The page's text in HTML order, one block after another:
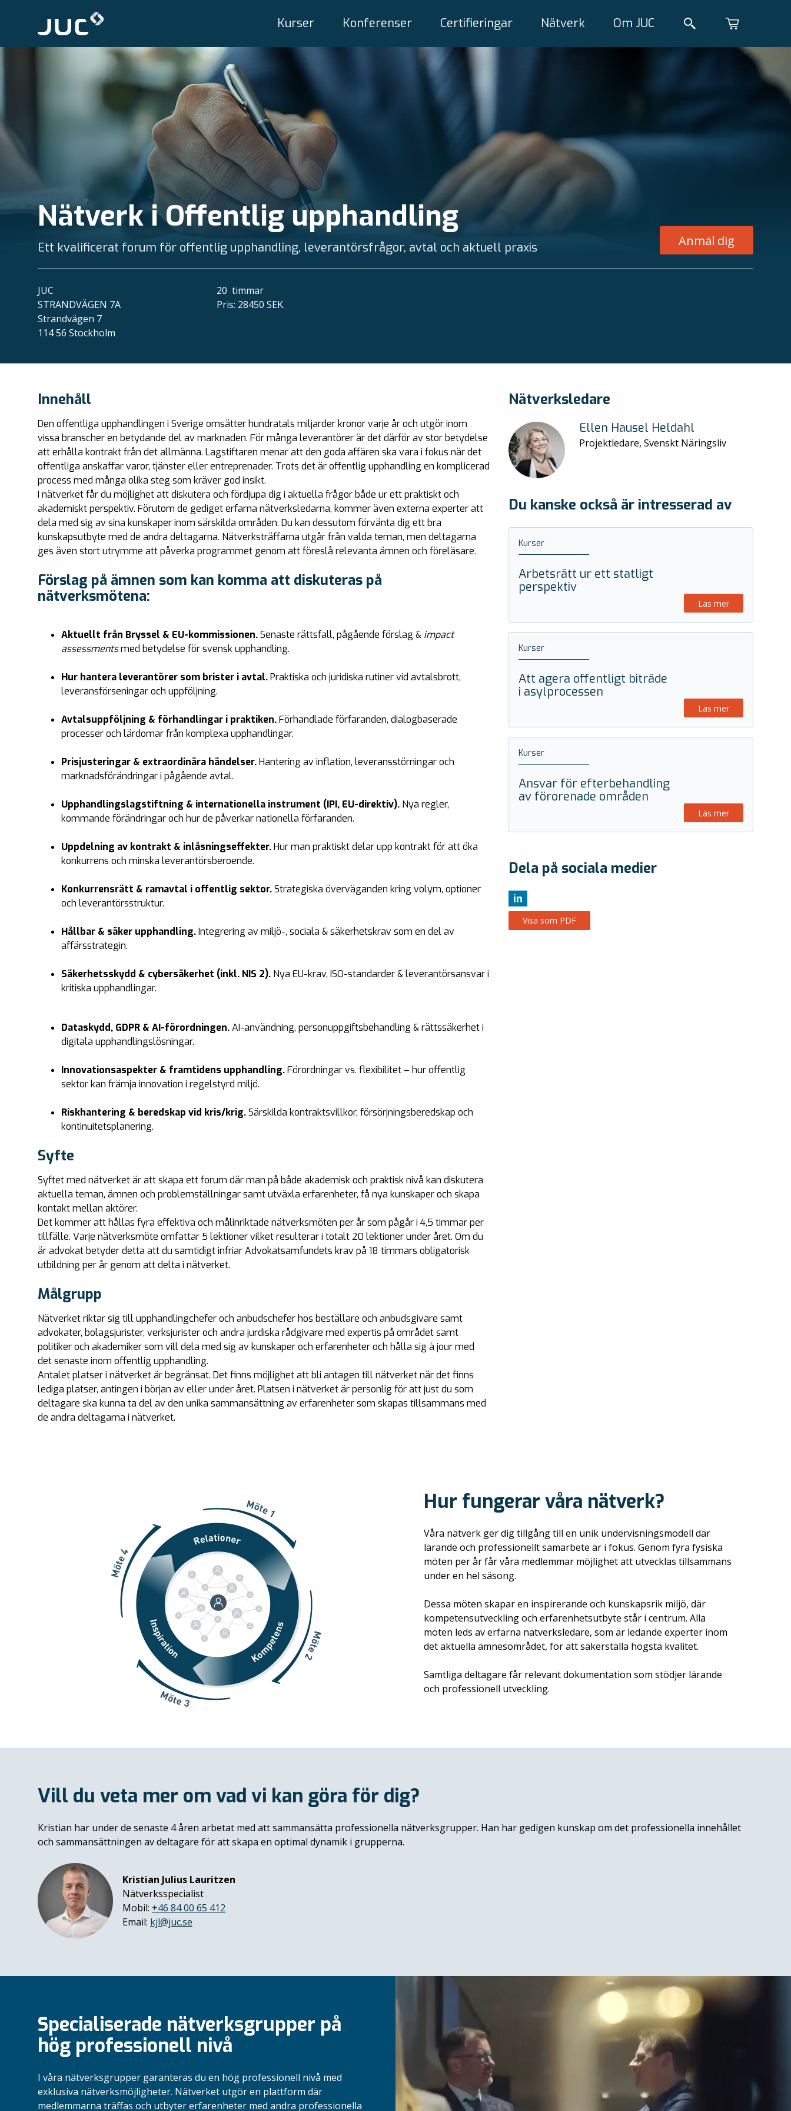
Kurser Konferenser Certifieringar Nätverk Om JUC
Nätverk i Offentlig upphandling
Ett kvalificerat forum för offentlig upphandling, leverantörsfrågor, avtal och aktuell praxis Anmäl dig
JUC
STRANDVÄGEN 7A
Strandvägen 7
114 56 Stockholm
20 timmar
Pris: 28450 SEK.
Nätverksledare
Ellen Hausel Heldahl
Projektledare, Svenskt Näringsliv
Du kanske också är intresserad av
Kurser
Arbetsrätt ur ett statligt
perspektiv
Läs mer
Kurser
Att agera offentligt biträde
i asylprocessen
Läs mer
Kurser
Ansvar för efterbehandling
av förorenade områden
Läs mer
Dela på sociala medier
in
Visa som PDF
Innehåll
Den offentliga upphandlingen i Sverige omsätter hundratals miljarder kronor varje år och utgör inom
vissa branscher en betydande del av marknaden. För många leverantörer är det därför av stor betydelse
att erhålla kontrakt från det allmänna. Lagstiftaren menar att den goda affären ska vara i fokus när det
offentliga anskaffar varor, tjänster eller entreprenader. Trots det är offentlig upphandling en komplicerad
process med många olika steg som kräver god insikt.
I nätverket får du möjlighet att diskutera och fördjupa dig i aktuella frågor både ur ett praktiskt och
akademiskt perspektiv. Förutom de gediget erfarna nätverksledarna, kommer även externa experter att
dela med sig av sina kunskaper inom särskilda områden. Du kan dessutom förvänta dig ett bra
kunskapsutbyte med de andra deltagarna. Nätverksträffarna utgår från valda teman, men deltagarna
ges även stort utrymme att påverka programmet genom att föreslå relevanta ämnen och föreläsare.
Förslag på ämnen som kan komma att diskuteras på
nätverksmötena:
Aktuellt från Bryssel & EU-kommissionen.Senaste rättsfall, pågående förslag & impact
assessmentsmed betydelse för svensk upphandling.
Hur hantera leverantörer som brister i avtal.Praktiska och juridiska rutiner vid avtalsbrott,
leveransförseningar och uppföljning.
Avtalsuppföljning & förhandlingar i praktiken.Förhandlade förfaranden, dialogbaserade
processer och lärdomar från komplexa upphandlingar.
Prisjusteringar & extraordinära händelser.Hantering av inflation, leveransstörningar och
marknadsförändringar i pågående avtal.
Upphandlingslagstiftning & internationella instrument (IPI, EU-direktiv). Nya regler,
kommande förändringar och hur de påverkar nationella förfaranden.
Uppdelning av kontrakt & inlåsningseffekter.Hur man praktiskt delar upp kontrakt för att öka
konkurrens och minska leverantörsberoende.
Konkurrensrätt & ramavtal i offentlig sektor.Strategiska överväganden kring volym, optioner
och leverantörsstruktur.
Hållbar & säker upphandling.Integrering av miljö-, sociala & säkerhetskrav som en del av
affärsstrategin.
Säkerhetsskydd & cybersäkerhet (inkl. NIS 2). Nya EU-krav, ISO-standarder & leverantörsansvar i
kritiska upphandlingar.
Dataskydd, GDPR & AI-förordningen.AI-användning, personuppgiftsbehandling & rättssäkerhet i
digitala upphandlingslösningar.
Innovationsaspekter & framtidens upphandling.Förordningar vs. flexibilitet – hur offentlig
sektor kan främja innovation i regelstyrd miljö.
Riskhantering & beredskap vid kris/krig.Särskilda kontraktsvillkor, försörjningsberedskap och
kontinuitetsplanering.
Syfte
Syftet med nätverket är att skapa ett forum där man på både akademisk och praktisk nivå kan diskutera
aktuella teman, ämnen och problemställningar samt utväxla erfarenheter, få nya kunskaper och skapa
kontakt mellan aktörer.
Det kommer att hållas fyra effektiva och målinriktade nätverksmöten per år som pågår i 4,5 timmar per
tillfälle. Varje nätverksmöte omfattar 5 lektioner vilket resulterar i totalt 20 lektioner under året. Om du
är advokat betyder detta att du samtidigt infriar Advokatsamfundets krav på 18 timmars obligatorisk
utbildning per år genom att delta i nätverket.
Målgrupp
Nätverket riktar sig till upphandlingchefer och anbudschefer hos beställare och anbudsgivare samt
advokater, bolagsjurister, verksjurister och andra jurdiska rådgivare med expertis på området samt
politiker och akademiker som vill dela med sig av kunskaper och erfarenheter och hålla sig à jour med
det senaste inom offentlig upphandling.
Antalet platser i nätverket är begränsat. Det finns möjlighet att bli antagen till nätverket när det finns
lediga platser, antingen i början av eller under året. Platsen i nätverket är personlig för att just du som
deltagare ska kunna ta del av den unika sammansättning av erfarenheter som skapas tillsammans med
de andra deltagarna i nätverket.
Hur fungerar våra nätverk?
Våra nätverk ger dig tillgång till en unik undervisningsmodell där
lärande och professionellt samarbete är i fokus. Genom fyra fysiska
möten per år får våra medlemmar möjlighet att utvecklas tillsammans
under en hel säsong.
Dessa möten skapar en inspirerande och kunskapsrik miljö, där
kompetensutveckling och erfarenhetsutbyte står i centrum. Alla
möten leds av erfarna nätverksledare, som är ledande experter inom
det aktuella ämnesområdet, för att säkerställa högsta kvalitet.
Samtliga deltagare får relevant dokumentation som stödjer lärande
och professionell utveckling.
Vill du veta mer om vad vi kan göra för dig?
Kristian har under de senaste 4 åren arbetat med att sammansätta professionella nätverksgrupper. Han har gedigen kunskap om det professionella innehållet
och sammansättningen av deltagare för att skapa en optimal dynamik i grupperna.
Kristian Julius Lauritzen
Nätverksspecialist
Mobil: +46 84 00 65 412
Email: kjl@juc.se
Specialiserade nätverksgrupper på
hög professionell nivå
I våra nätverksgrupper garanteras du en hög professionell nivå med
exklusiva nätverksmöjligheter. Nätverket utgör en plattform där
medlemmarna träffas och utbyter erfarenheter med andra professionella